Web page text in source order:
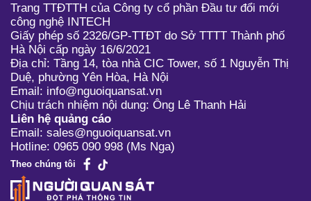
Trang TTĐTTH của Công ty cổ phần Đầu tư đổi mới
công nghệ INTECH
Giấy phép số 2326/GP-TTĐT do Sở TTTT Thành phố
Hà Nội cấp ngày 16/6/2021
Địa chỉ: Tầng 14, tòa nhà CIC Tower, số 1 Nguyễn Thị
Duệ, phường Yên Hòa, Hà Nội
Email: info@nguoiquansat.vn
Chịu trách nhiệm nội dung: Ông Lê Thanh Hải
Liên hệ quảng cáo
Email: sales@nguoiquansat.vn
Hotline: 0965 090 998 (Ms Nga)
Theo chúng tôi